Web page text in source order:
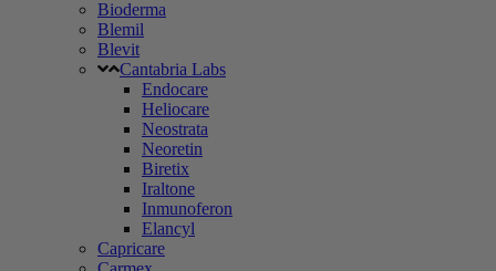
Bioderma
Blemil
Blevit
Cantabria Labs
Endocare
Heliocare
Neostrata
Neoretin
Biretix
Iraltone
Inmunoferon
Elancyl
Capricare